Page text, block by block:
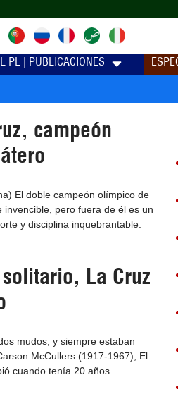
PL | PUBLICACIONES
campeón
El doble campeón olímpico de
pero fuera de él es un
y disciplina inquebrantable.
La Cruz
mudos, y siempre estaban
McCullers (1917-1967), El
cuando tenía 20 años.